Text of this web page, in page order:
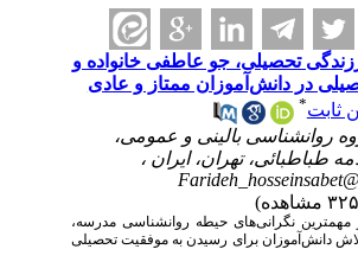
تحصیلی، جو عاطفی خانواده و
در دانش‌آموزان ممتاز و عادی
*
روانشناسی بالینی و عمومی،
طباطبائی، تهران، ایران ،
نگرانی­‌های حیطه روانشناسی مدرسه،
دانش­‌آموزان برای رسیدن به موفقیت تحصیلی